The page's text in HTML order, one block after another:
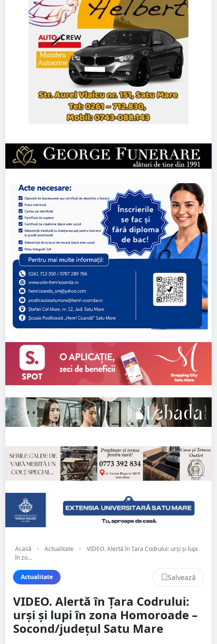
Acasă • Actualitate •
VIDEO. Alertă în Țara Codrului: urși și lupi
în zo...
Actualitate Salvează
VIDEO. Alertă în Țara Codrului:
urși și lupi în zona Homoroade –
Socond/județul Satu Mare